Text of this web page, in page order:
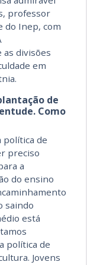
professor
do Inep, com
divisões
em
de
Como
política de
preciso
a
do ensino
saindo
está
política de
Jovens